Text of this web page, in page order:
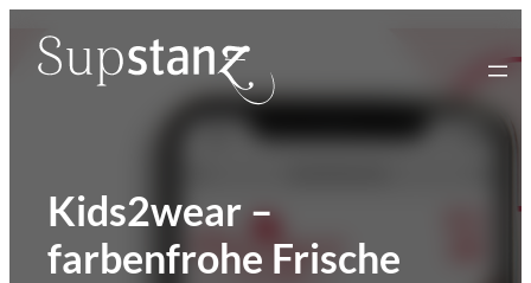
Inhalt
Kids2wear –
farbenfrohe Frische